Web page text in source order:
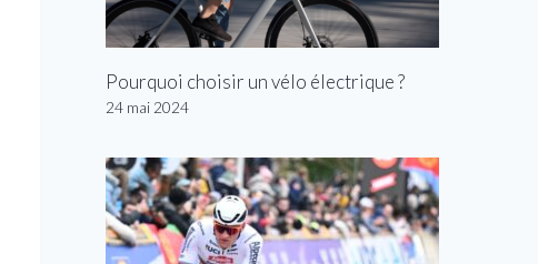
Pourquoi choisir un vélo électrique ?
24 mai 2024